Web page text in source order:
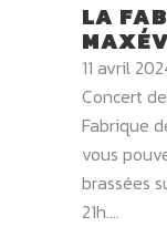
LA
11 avril
Concert
Fabrique
vous
brassées
21h....